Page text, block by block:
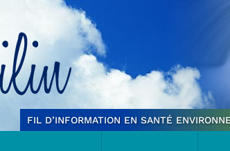
FIL D’INFORMATION EN SANTÉ